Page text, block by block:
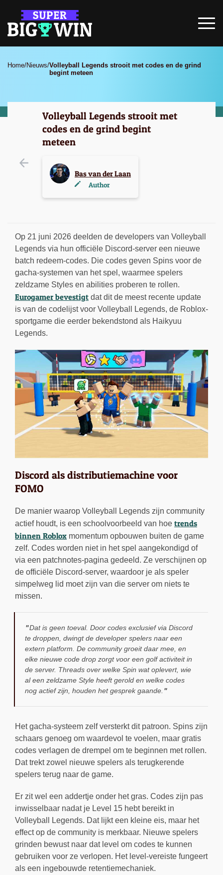
Home/Nieuws/Volleyball Legends strooit met codes en de grind
begint meteen
Volleyball Legends strooit met
codes en de grind begint
meteen
Bas van der Laan
Author
Op 21 juni 2026 deelden de developers van Volleyball
Legends via hun officiële Discord-server een nieuwe
batch redeem-codes. Die codes geven Spins voor de
gacha-systemen van het spel, waarmee spelers
zeldzame Styles en abilities proberen te rollen.
Eurogamer bevestigt dat dit de meest recente update
is van de codelijst voor Volleyball Legends, de Roblox-
sportgame die eerder bekendstond als Haikyuu
Legends.
Discord als distributiemachine voor
FOMO
De manier waarop Volleyball Legends zijn community
actief houdt, is een schoolvoorbeeld van hoe trends
binnen Roblox momentum opbouwen buiten de game
zelf. Codes worden niet in het spel aangekondigd of
via een patchnotes-pagina gedeeld. Ze verschijnen op
de officiële Discord-server, waardoor je als speler
simpelweg lid moet zijn van die server om niets te
missen.
Dat is geen toeval. Door codes exclusief via Discord
te droppen, dwingt de developer spelers naar een
extern platform. De community groeit daar mee, en
elke nieuwe code drop zorgt voor een golf activiteit in
de server. Threads over welke Spin wat oplevert, wie
al een zeldzame Style heeft gerold en welke codes
nog actief zijn, houden het gesprek gaande.
Het gacha-systeem zelf versterkt dit patroon. Spins zijn
schaars genoeg om waardevol te voelen, maar gratis
codes verlagen de drempel om te beginnen met rollen.
Dat trekt zowel nieuwe spelers als terugkerende
spelers terug naar de game.
Er zit wel een addertje onder het gras. Codes zijn pas
inwisselbaar nadat je Level 15 hebt bereikt in
Volleyball Legends. Dat lijkt een kleine eis, maar het
effect op de community is merkbaar. Nieuwe spelers
grinden bewust naar dat level om codes te kunnen
gebruiken voor ze verlopen. Het level-vereiste fungeert
als een ingebouwde retentiemechaniek.